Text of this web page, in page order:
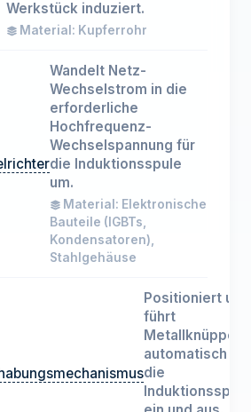
Werkstück induziert.
Material: Kupferrohr
Wandelt Netz-
Wechselstrom in die
erforderliche
Hochfrequenz-
Wechselspannung für
die Induktionsspule
um.
Material: Elektronische
Bauteile (IGBTs,
Kondensatoren),
Stahlgehäuse
Positioniert und
führt
Metallknüppel
automatisch in
die
Induktionsspule